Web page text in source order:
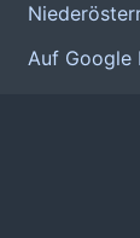
Auf Google